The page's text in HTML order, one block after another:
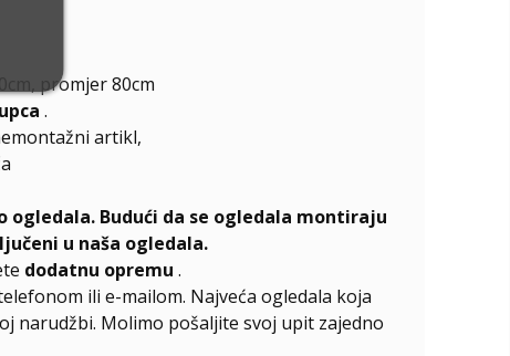
promjer 80cm
.
artikl,
Budući da se ogledala montiraju
u naša ogledala.
dodatnu opremu .
ili e-mailom. Najveća ogledala koja
narudžbi. Molimo pošaljite svoj upit zajedno